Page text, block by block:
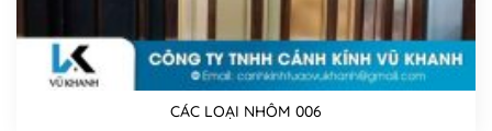
CÁC LOẠI NHÔM 006